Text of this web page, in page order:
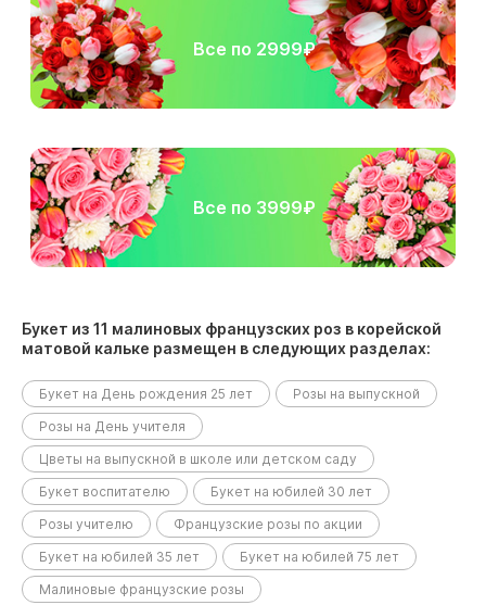
Все по 2999₽
Все по 3999₽
Букет из 11 малиновых французских роз в корейской
матовой кальке размещен в следующих разделах:
Букет на День рождения 25 лет
Розы на выпускной
Розы на День учителя
Цветы на выпускной в школе или детском саду
Букет воспитателю
Букет на юбилей 30 лет
Розы учителю
Французские розы по акции
Букет на юбилей 35 лет
Букет на юбилей 75 лет
Малиновые французские розы